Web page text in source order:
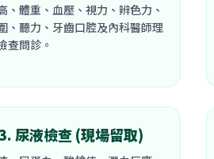
、體重、血壓、視力、辨色力、
、聽力、牙齒口腔及內科醫師理
查問診。
尿液檢查 (現場留取)